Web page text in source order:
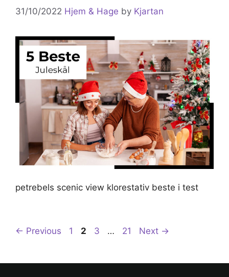
31/10/2022 Hjem & Hage by Kjartan
petrebels scenic view klorestativ beste i test
Post
← Previous Page
1 Page
2 Page
3 … Page
21 Next →